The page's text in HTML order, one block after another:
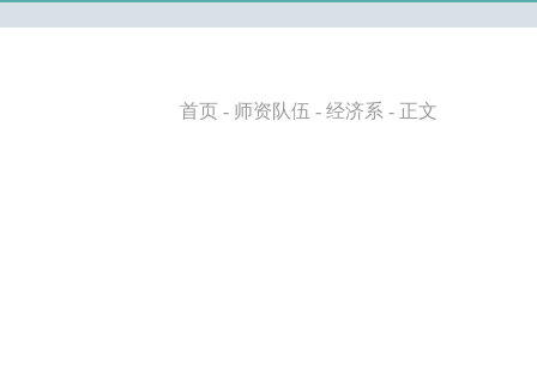
学院介绍 学院简介
发展历程
历任院长
现任领导
组织机构
学院愿景 党务公开
党的建设
群众团体 工会
青联会
妇委会
退管会
学院制度 教师名录
人事专栏
招聘信息
博士后流动站
首页 - 师资队伍 - 经济系 - 正文